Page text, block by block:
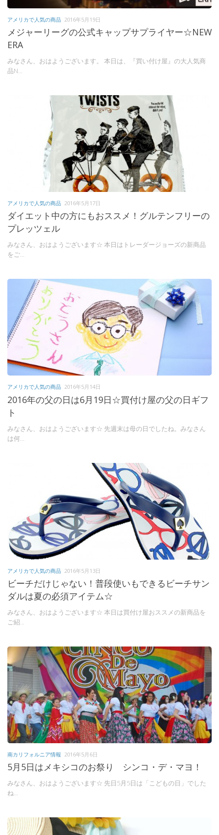
アメリカで人気の商品 2016年5月19日
メジャーリーグの公式キャップサプライヤー☆NEW
ERA
みなさん、おはようございます。 本日は、『買い付け屋』の大人気商
品N...
アメリカで人気の商品 2016年5月17日
ダイエット中の方にもおススメ！グルテンフリーの
プレッツェル
みなさん、おはようございます☆ 本日はトレーダージョーズの新商品
をご...
アメリカで人気の商品 2016年5月14日
2016年の父の日は6月19日☆買付け屋の父の日ギフ
ト
みなさん、おはようございます☆ 先週末は母の日でしたね。みなさん
は何...
アメリカで人気の商品 2016年5月13日
ビーチだけじゃない！普段使いもできるビーチサン
ダルは夏の必須アイテム☆
みなさん、おはようございます☆ 本日は買付け屋おススメの新商品を
ご紹...
南カリフォルニア情報 2016年5月6日
5月5日はメキシコのお祭り シンコ・デ・マヨ！
みなさん、おはようございます☆ 先日5月5日は「こどもの日」でした
ね...